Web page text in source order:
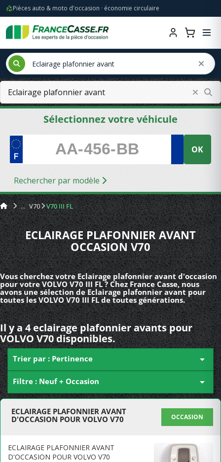
Pièces auto & moto d'occasion · économie circulaire
Sélectionnez votre véhicule
OK
Rechercher par modèle
V70 V70 III FL
ECLAIRAGE PLAFONNIER AVANT
OCCASION V70
Vous cherchez votre Eclairage plafonnier avant d'occasion
pour votre VOLVO V70 III FL ? Chez France Casse, nous
avons une sélection de Eclairage plafonnier avant pour
toutes les VOLVO V70 III FL de toutes générations.
Il y a 4 eclairage plafonnier avants pour
VOLVO V70 disponibles.
Trier par : Pertinence 
Filtre : Neuf + Occasion 
ECLAIRAGE PLAFONNIER AVANT
D'OCCASION POUR VOLVO V70
OCCASION
ECLAIRAGE PLAFONNIER AVANT
D'OCCASION POUR VOLVO V70